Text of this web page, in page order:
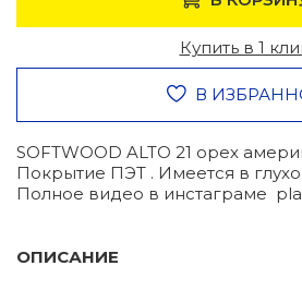
Купить в 1
В
SOFTWOOD ALTO 21 орех
Покрытие ПЭТ . Имеется в
Полное видео в инстаграме
ОПИСАНИЕ